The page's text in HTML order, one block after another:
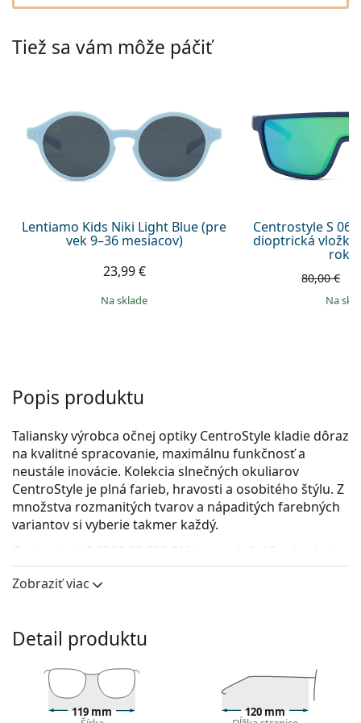
Persol
Prada
Tiež sa vám môže páčiť
Lentiamo Kids Niki Light Blue (pre
vek 9–36 mesiacov)
23,99 €
na sklade
Centrostyle S
dioptrická vložka
80,00 €
na
Popis produktu
Taliansky výrobca očnej optiky CentroStyle kladie dôraz
na kvalitné spracovanie, maximálnu funkčnosť a
neustále inovácie. Kolekcia slnečných okuliarov
CentroStyle je plná farieb, hravosti a osobitého štýlu. Z
množstva rozmanitých tvarov a nápaditých farebných
variantov si vyberie takmer každý.
Centrostyle S 0580 00 229 011 (pre vek 6–10 rokov)
sú
detské slnečné okuliare.
odrazy svetla. Tenistom šošovky pomáhajú zvýrazniť
Obdĺžnikové rámy slnečných okuliarovsú ideálnou
voľbou, ak máte oválny alebo okrúhly typ tváre.
Rám slnečných okuliarov je vyrobený z kvalitného
Zobraziť viac
Detail produktu
119 mm 120 mm